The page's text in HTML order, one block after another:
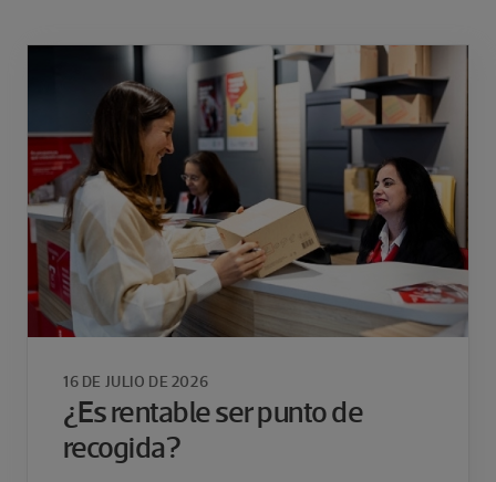
16 DE JULIO DE 2026
¿Es rentable ser punto de
recogida?